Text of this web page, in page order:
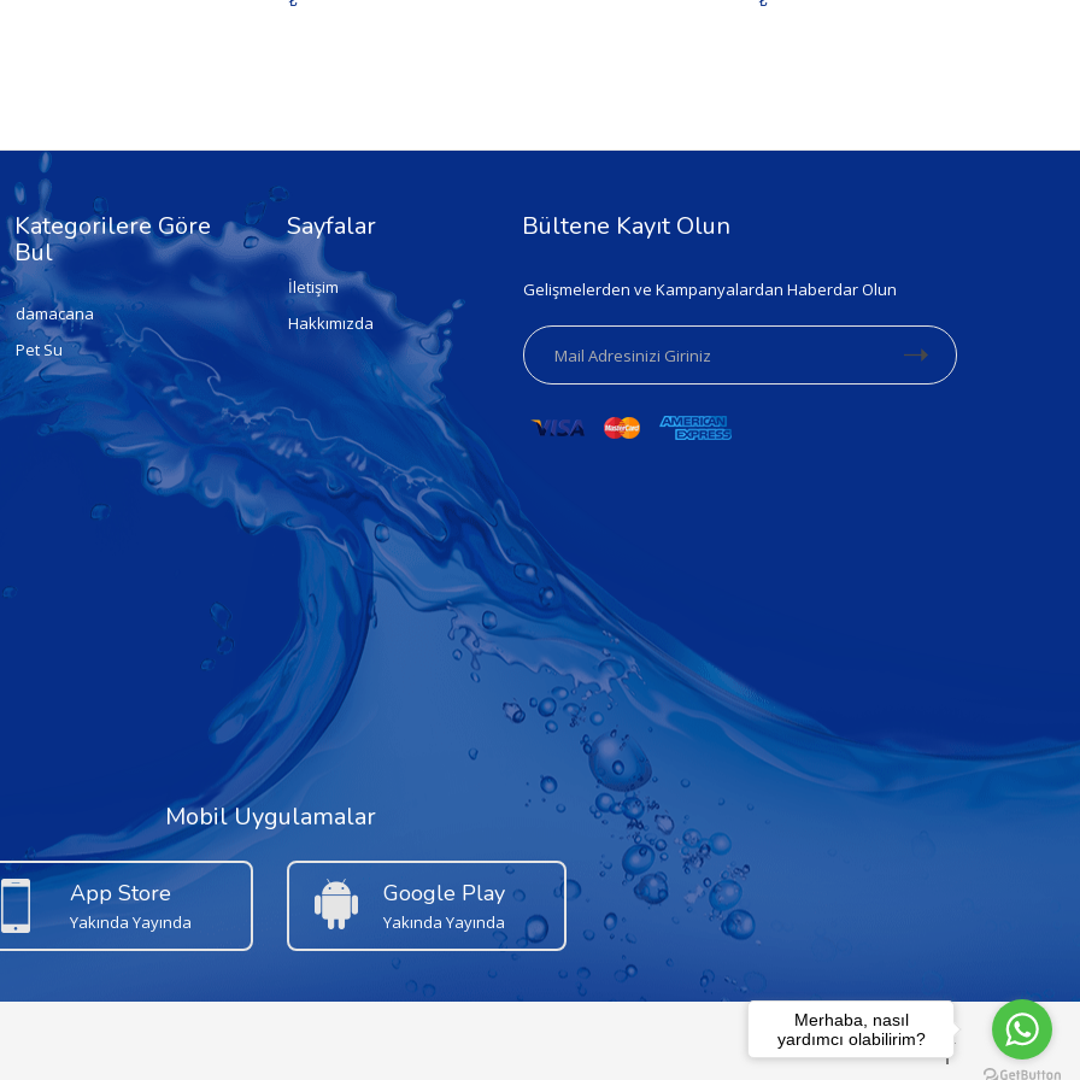
Kategorilere Göre
Bul
damacana
Pet Su
Sayfalar
İletişim
Hakkımızda
Bültene Kayıt Olun
Gelişmelerden ve Kampanyalardan Haberdar Olun
Mobil Uygulamalar
App Store
Yakında Yayında
Google Play
Yakında Yayında
Merhaba, nasıl
yardımcı olabilirim?